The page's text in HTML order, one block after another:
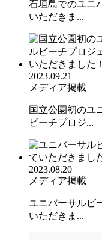
石垣島でのユニ
いただきま...
2023.09.21
メディア掲載
国立公園初のユ
ビーチプロジ...
2023.08.20
メディア掲載
ユニバーサルビ
いただきま...